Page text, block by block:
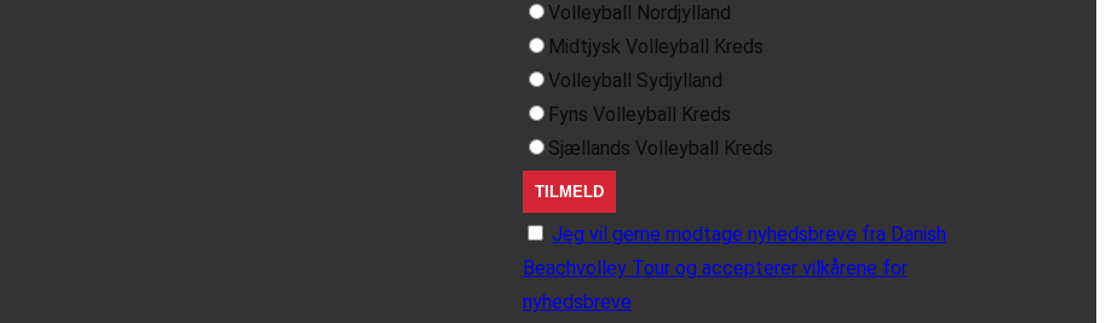
Volleyball Nordjylland
Midtjysk Volleyball Kreds
Volleyball Sydjylland
Fyns Volleyball Kreds
Sjællands Volleyball Kreds
Jeg vil gerne modtage nyhedsbreve fra Danish
Beachvolley Tour og accepterer vilkårene for
nyhedsbreve